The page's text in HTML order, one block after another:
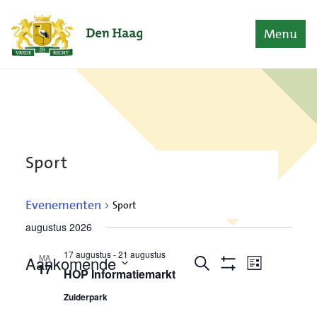
Naar content
Menu
Sport
Evenementen Sport
Evenementen
Zoeken
Zoeken Lijst
Aankomende
Selecteer
augustus 2026
MA
17 HOP Informatiemarkt
17 augustus-21 augustus
Zuiderpark